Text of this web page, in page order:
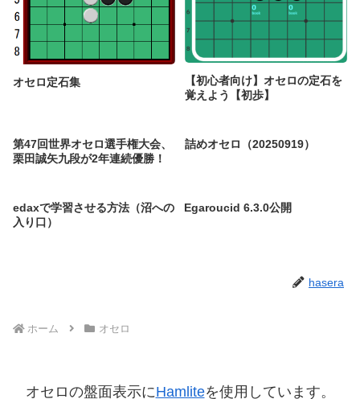
オセロ定石集
【初心者向け】オセロの定石を
覚えよう【初歩】
第47回世界オセロ選手権大会、
栗田誠矢九段が2年連続優勝！
詰めオセロ（20250919）
edaxで学習させる方法（沼への
入り口）
Egaroucid 6.3.0公開
hasera
ホーム オセロ
オセロの盤面表示にHamliteを使用しています。